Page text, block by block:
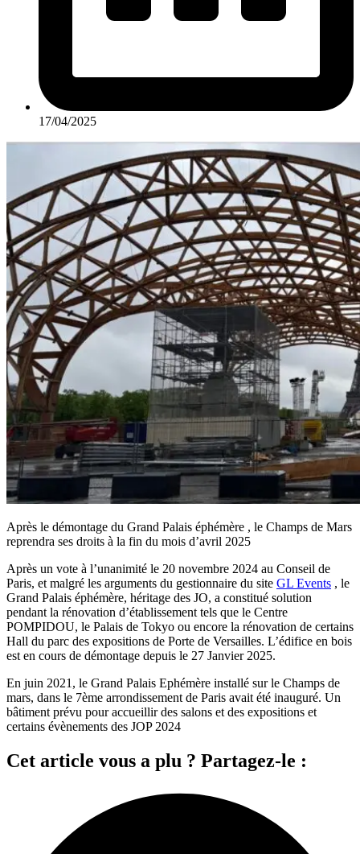
17/04/2025
Après le démontage du Grand Palais éphémère , le Champs de Mars
reprendra ses droits à la fin du mois d’avril 2025
Après un vote à l’unanimité le 20 novembre 2024 au Conseil de
Paris, et malgré les arguments du gestionnaire du site GL Events , le
Grand Palais éphémère, héritage des JO, a constitué solution
pendant la rénovation d’établissement tels que le Centre
POMPIDOU, le Palais de Tokyo ou encore la rénovation de certains
Hall du parc des expositions de Porte de Versailles. L’édifice en bois
est en cours de démontage depuis le 27 Janvier 2025.
En juin 2021, le Grand Palais Ephémère installé sur le Champs de
mars, dans le 7ème arrondissement de Paris avait été inauguré. Un
bâtiment prévu pour accueillir des salons et des expositions et
certains évènements des JOP 2024
Cet article vous a plu ? Partagez-le :